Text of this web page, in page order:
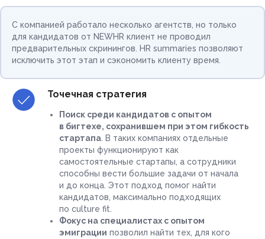
С компанией работало несколько агентств, но только
для кандидатов от NEWHR клиент не проводил
предварительных скринингов. HR summaries позволяют
исключить этот этап и сэкономить клиенту время.
Точечная стратегия
Поиск среди кандидатов с опытом
в бигтехе, сохранившем при этом гибкость
стартапа . В таких компаниях отдельные
проекты функционируют как
самостоятельные стартапы, а сотрудники
способны вести большие задачи от начала
и до конца. Этот подход помог найти
кандидатов, максимально подходящих
по culture fit.
Фокус на специалистах с опытом
эмиграции позволил найти тех, для кого